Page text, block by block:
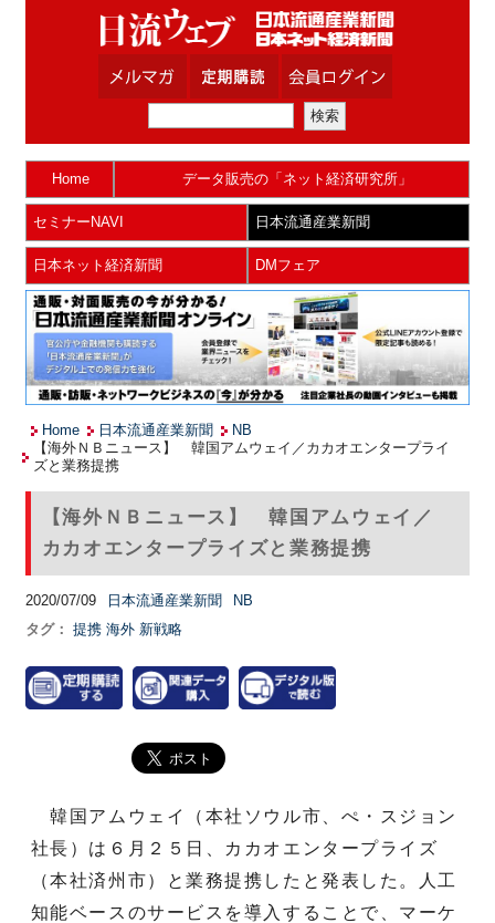
Home データ販売の「ネット経済研究所」
セミナーNAVI 日本流通産業新聞
日本ネット経済新聞 DMフェア
Home 日本流通産業新聞
NB
【海外ＮＢニュース】 韓国アムウェイ／カカオエンタープライ
ズと業務提携
【海外ＮＢニュース】 韓国アムウェイ／
カカオエンタープライズと業務提携
2020/07/09 日本流通産業新聞
NB
タグ： 提携 海外 新戦略
韓国アムウェイ（本社ソウル市、ぺ・スジョン
社長）は６月２５日、カカオエンタープライズ
（本社済州市）と業務提携したと発表した。人工
知能ベースのサービスを導入することで、マーケ